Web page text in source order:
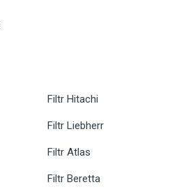
Filtr Hitachi
Filtr Liebherr
Filtr Atlas
Filtr Beretta